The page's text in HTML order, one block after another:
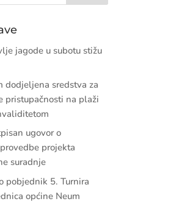
jagode u subotu stižu
dodjeljena sredstva za
pristupačnosti na plaži
ugovor o
projekta
suradnje
pobjednik 5. Turnira
općine Neum